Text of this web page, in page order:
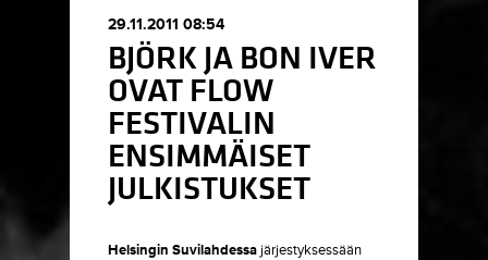
29.11.2011 08:54
BJÖRK JA BON IVER
OVAT FLOW
FESTIVALIN
ENSIMMÄISET
JULKISTUKSET
Helsingin Suvilahdessa järjestyksessään